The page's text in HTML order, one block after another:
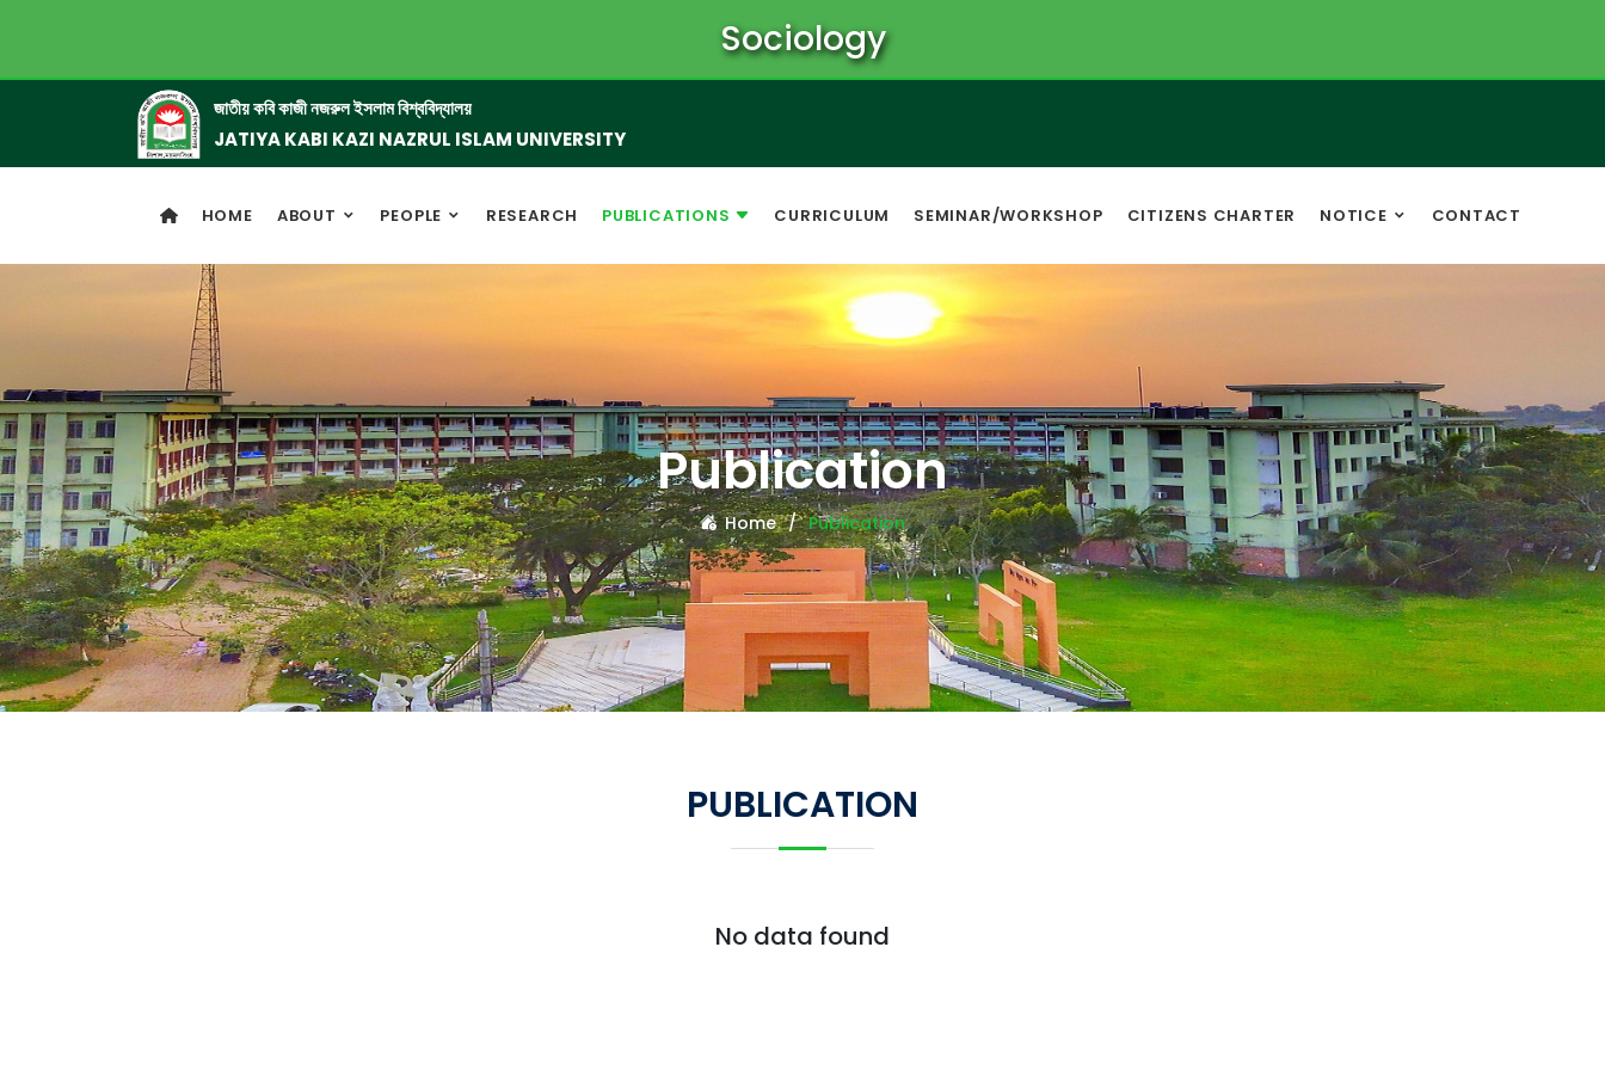
Sociology
জাতীয় কবি কাজী নজরুল ইসলাম বিশ্ববিদ্যালয়
JATIYA KABI KAZI NAZRUL ISLAM UNIVERSITY
HOME ABOUT PEOPLE RESEARCH PUBLICATIONS CURRICULUM SEMINAR/WORKSHOP CITIZENS CHARTER NOTICE CONTACT
Publication
Home Publication
PUBLICATION
No data found